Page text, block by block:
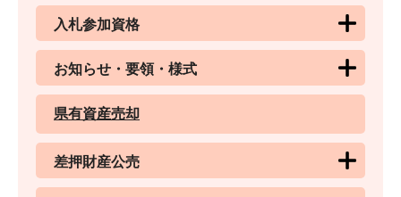
入札参加資格
お知らせ・要領・様式
県有資産売却
差押財産公売